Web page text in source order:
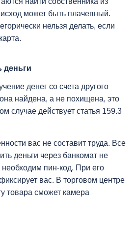
может быть плачевный.
нельзя делать, если
деньги
денег со счета другого
найдена, а не похищена, это
случае действует статья 159.3
вас не составит труда. Все
деньги через банкомат не
необходим пин-код. При его
вас. В торговом центре
товара сможет камера